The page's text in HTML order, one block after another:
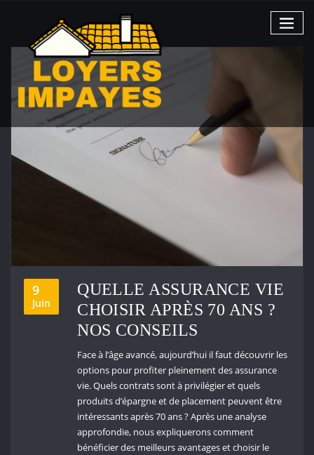
9
Juin
QUELLE ASSURANCE VIE
CHOISIR APRÈS 70 ANS ?
NOS CONSEILS
Face à l’âge avancé, aujourd’hui il faut découvrir les
options pour profiter pleinement des assurance
vie. Quels contrats sont à privilégier et quels
produits d’épargne et de placement peuvent être
intéressants après 70 ans ? Après une analyse
approfondie, nous expliquerons comment
bénéficier des meilleurs avantages et choisir le